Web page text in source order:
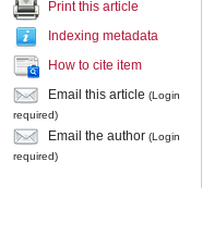
Print this article
Indexing metadata
How to cite item
Email this article (Login
required)
Email the author (Login
required)